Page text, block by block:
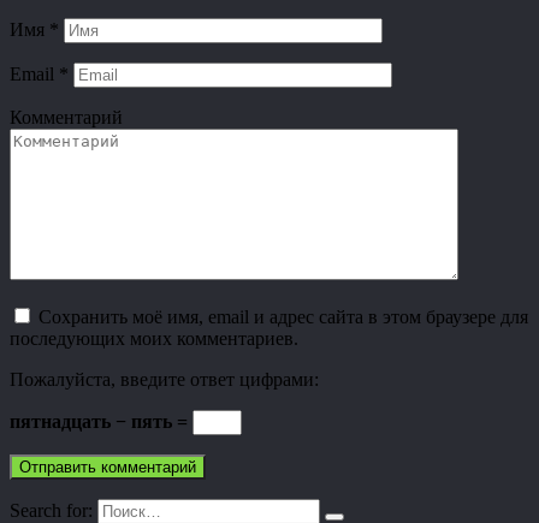
Имя *
Email *
Комментарий
Сохранить моё имя, email и адрес сайта в этом браузере для
последующих моих комментариев.
Пожалуйста, введите ответ цифрами:
пятнадцать − пять =
Search for: